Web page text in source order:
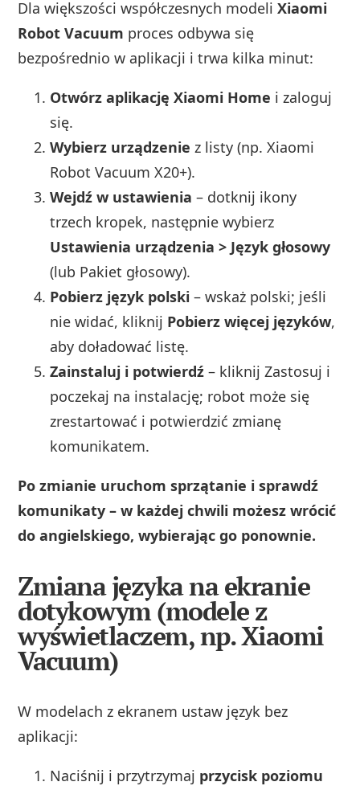
Dla większości współczesnych modeliXiaomi
Robot Vacuum proces odbywa się
bezpośrednio w aplikacji i trwa kilka minut:
Otwórz aplikację Xiaomi Home i zaloguj
się.
Wybierz urządzenie z listy (np. Xiaomi
Robot Vacuum X20+).
Wejdź w ustawienia – dotknij ikony
trzech kropek, następnie wybierz
Ustawienia urządzenia > Język głosowy
(lub Pakiet głosowy).
Pobierz język polski – wskaż polski; jeśli
nie widać, kliknij Pobierz więcej języków,
aby doładować listę.
Zainstaluj i potwierdź – kliknij Zastosuj i
poczekaj na instalację; robot może się
zrestartować i potwierdzić zmianę
komunikatem.
Po zmianie uruchom sprzątanie i sprawdź
komunikaty – w każdej chwili możesz wrócić
do angielskiego, wybierając go ponownie.
Zmiana języka na ekranie
dotykowym (modele z
wyświetlaczem, np. Xiaomi
Vacuum)
W modelach z ekranem ustaw język bez
aplikacji:
Naciśnij i przytrzymaj przycisk poziomu